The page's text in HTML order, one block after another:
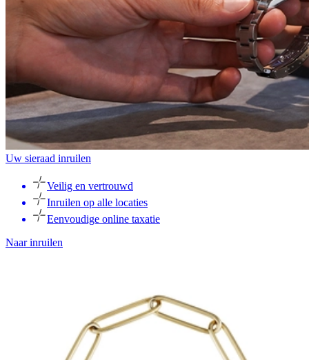
Uw sieraad inruilen
Veilig en vertrouwd
Inruilen op alle locaties
Eenvoudige online taxatie
Naar inruilen